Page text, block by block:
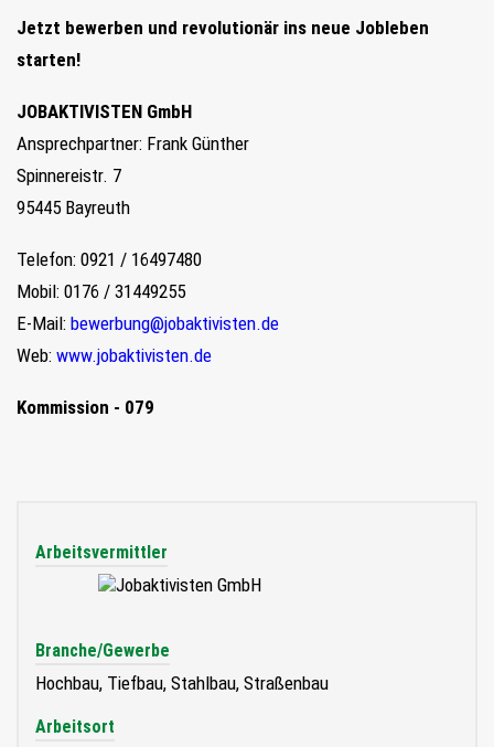
Jetzt bewerben und revolutionär ins neue Jobleben
starten!
JOBAKTIVISTEN GmbH
Ansprechpartner: Frank Günther
Spinnereistr. 7
95445 Bayreuth
Telefon: 0921 / 16497480
Mobil: 0176 / 31449255
E-Mail: bewerbung@jobaktivisten.de
Web: www.jobaktivisten.de
Kommission - 079
Arbeitsvermittler
Branche/Gewerbe
Hochbau, Tiefbau, Stahlbau, Straßenbau
Arbeitsort